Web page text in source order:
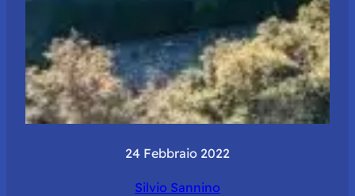
24 Febbraio 2022
Silvio Sannino